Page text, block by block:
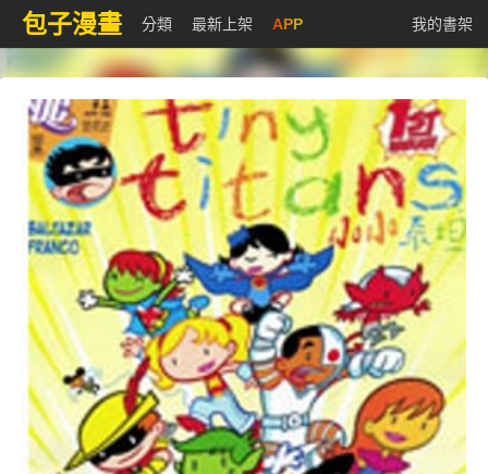
包子漫畫 分類 最新上架 APP 我的書架